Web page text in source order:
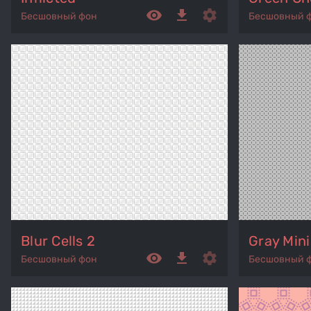
Бесшовный фон remove_red_eye get_app settings Бесшовный
Blur Cells 2
Бесшовный фон remove_red_eye get_app settings
Gray
Бесшовный